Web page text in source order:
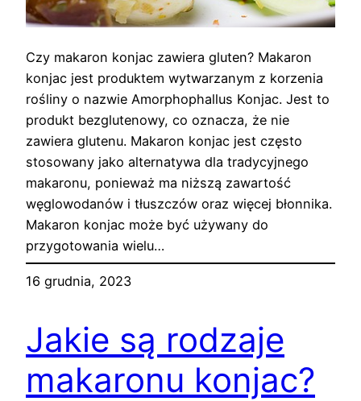
Czy makaron konjac zawiera gluten? Makaron
konjac jest produktem wytwarzanym z korzenia
rośliny o nazwie Amorphophallus Konjac. Jest to
produkt bezglutenowy, co oznacza, że nie
zawiera glutenu. Makaron konjac jest często
stosowany jako alternatywa dla tradycyjnego
makaronu, ponieważ ma niższą zawartość
węglowodanów i tłuszczów oraz więcej błonnika.
Makaron konjac może być używany do
przygotowania wielu…
16 grudnia, 2023
Jakie są rodzaje
makaronu konjac?